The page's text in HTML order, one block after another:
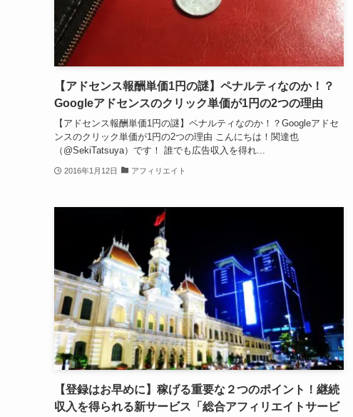
【アドセンス報酬単価1円の謎】ペナルティなのか！？
Googleアドセンスのクリック単価が1円の2つの理由
【アドセンス報酬単価1円の謎】ペナルティなのか！？Googleアドセ
ンスのクリック単価が1円の2つの理由 こんにちは！関達也
（@SekiTatsuya）です！ 誰でも広告収入を得れ...
2016年1月12日 アフィリエイト
【登録はお早めに】稼げる重要な２つのポイント！継続
収入を得られる新サービス「総合アフィリエイトサービ